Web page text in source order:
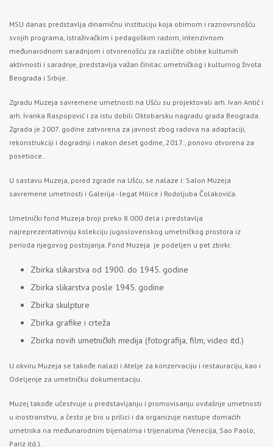
MSU danas predstavlja dinamičnu instituciju koja obimom i raznovrsnošću
svojih programa, istraživačkim i pedagoškim radom, intenzivnom
međunarodnom saradnjom i otvorenošću za različite oblike kulturnih
aktivnosti i saradnje, predstavlja važan činilac umetničkog i kulturnog života
Beograda i Srbije.
Zgradu Muzeja savremene umetnosti na Ušću su projektovali arh. Ivan Antić i
arh. Ivanka Raspopović i za istu dobili Oktobarsku nagradu grada Beograda.
Zgrada je 2007. godine zatvorena za javnost zbog radova na adaptaciji,
rekonstrukciji i dogradnji i nakon deset godine, 2017., ponovo otvorena za
posetioce..
U sastavu Muzeja, pored zgrade na Ušću, se nalaze i: Salon Muzeja
savremene umetnosti i Galerija - legat Milice i Rodolјuba Čolakovića.
Umetnički fond Muzeja broji preko 8.000 dela i predstavlja
najreprezentativniju kolekciju jugoslovenskog umetničkog prostora iz
perioda njegovog postojanja. Fond Muzeja je podeljen u pet zbirki:
Zbirka slikarstva od 1900. do 1945. godine
Zbirka slikarstva posle 1945. godine
Zbirka skulpture
Zbirka grafike i crteža
Zbirka novih umetničkih medija (fotografija, film, video itd.)
U okviru Muzeja se takođe nalazi i Atelje za konzervaciju i restauraciju, kao i
Odeljenje za umetničku dokumentaciju.
Muzej takođe učestvuje u predstavljanju i promovisanju ovdašnje umetnosti
u inostranstvu, a često je bio u prilici i da organizuje nastupe domaćih
umetnika na međunarodnim bijenalima i trijenalima (Venecija, Sao Paolo,
Pariz itd.).